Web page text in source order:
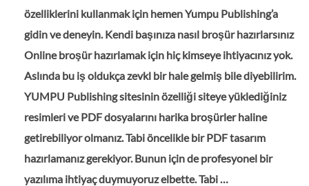
özelliklerini kullanmak için hemen Yumpu Publishing’a
gidin ve deneyin. Kendi başınıza nasıl broşür hazırlarsınız
Online broşür hazırlamak için hiç kimseye ihtiyacınız yok.
Aslında bu iş oldukça zevkl bir hale gelmiş bile diyebilirim.
YUMPU Publishing sitesinin özelliği siteye yüklediğiniz
resimleri ve PDF dosyalarını harika broşürler haline
getirebiliyor olmanız. Tabi öncelikle bir PDF tasarım
hazırlamanız gerekiyor. Bunun için de profesyonel bir
yazılıma ihtiyaç duymuyoruz elbette. Tabi …